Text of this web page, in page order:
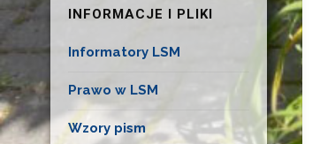
INFORMACJE I PLIKI
Informatory LSM
Prawo w LSM
Wzory pism